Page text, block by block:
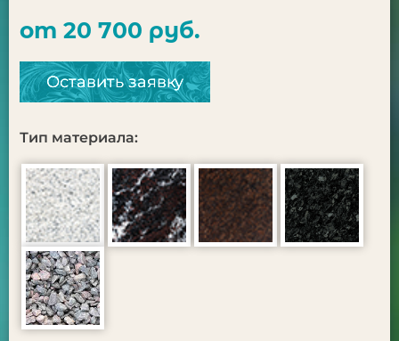
от 20 700 руб.
Оставить заявку
Тип материала: